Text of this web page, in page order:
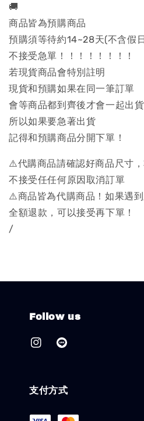
🚚
商品皆為預購商品
預購須等待約14~28天(不含假日
不接受急單！！！！！！！！
若現貨商品會特別註明
現貨和預購如果在同一筆訂單
會等商品都到齊後才會一起出貨
所以如果要急著出貨
記得和預購商品分開下單！
⚠️代購商品請確認好商品尺寸，
不接受任任何原因取消訂單
⚠️商品皆為代購商品！如果遇
全額退款，可以接受再下單！
/
Follow us
支付方式